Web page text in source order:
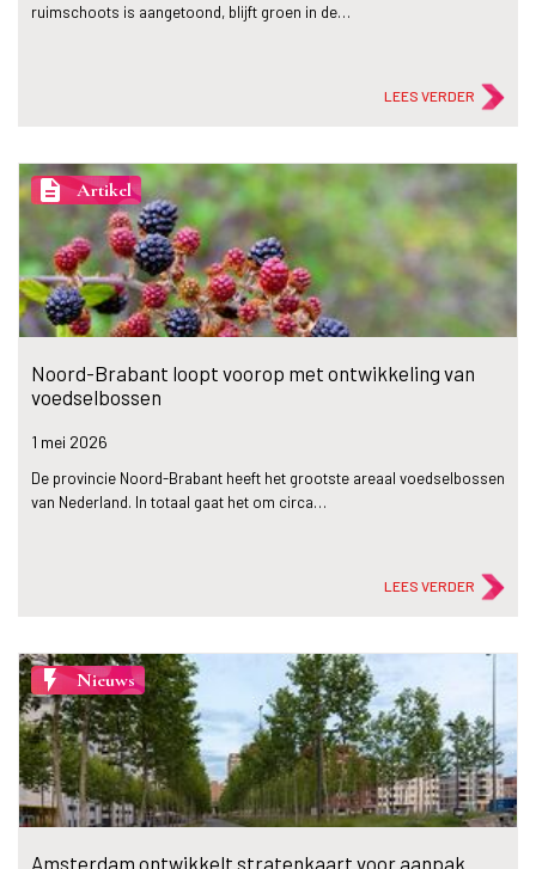
ruimschoots is aangetoond, blijft groen in de…
LEES VERDER
description Artikel
Noord-Brabant loopt voorop met ontwikkeling van
voedselbossen
1 mei 2026
De provincie Noord-Brabant heeft het grootste areaal voedselbossen
van Nederland. In totaal gaat het om circa…
LEES VERDER
flash_on Nieuws
Amsterdam ontwikkelt stratenkaart voor aanpak